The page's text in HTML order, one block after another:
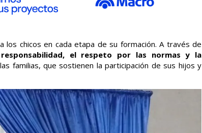
los chicos en cada etapa de su formación. A través de
el respeto por las normas y la
familias, que sostienen la participación de sus hijos y